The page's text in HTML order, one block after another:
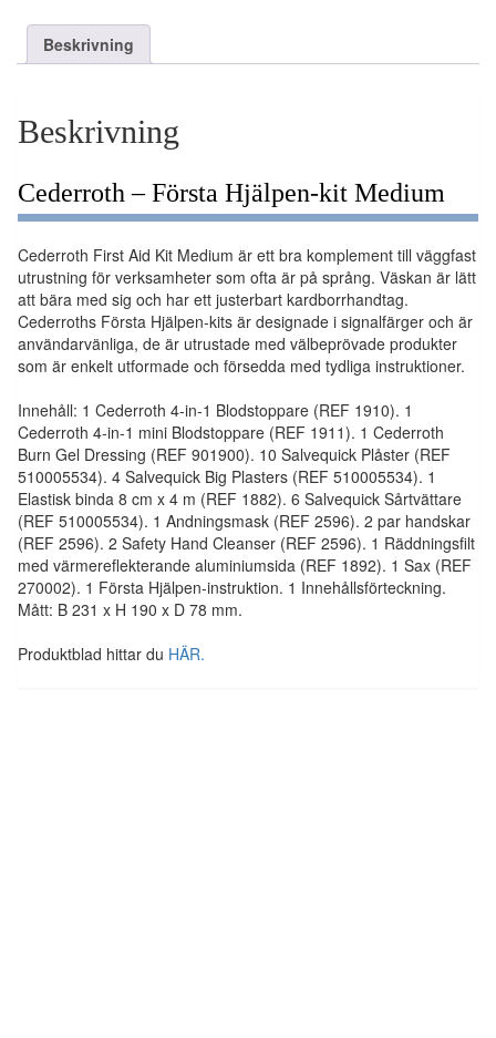
Beskrivning
Beskrivning
Cederroth – Första Hjälpen-kit Medium
Cederroth First Aid Kit Medium är ett bra komplement till väggfast
utrustning för verksamheter som ofta är på språng. Väskan är lätt
att bära med sig och har ett justerbart kardborrhandtag.
Cederroths Första Hjälpen-kits är designade i signalfärger och är
användarvänliga, de är utrustade med välbeprövade produkter
som är enkelt utformade och försedda med tydliga instruktioner.
Innehåll: 1 Cederroth 4-in-1 Blodstoppare (REF 1910). 1
Cederroth 4-in-1 mini Blodstoppare (REF 1911). 1 Cederroth
Burn Gel Dressing (REF 901900). 10 Salvequick Plåster (REF
510005534). 4 Salvequick Big Plasters (REF 510005534). 1
Elastisk binda 8 cm x 4 m (REF 1882). 6 Salvequick Sårtvättare
(REF 510005534). 1 Andningsmask (REF 2596). 2 par handskar
(REF 2596). 2 Safety Hand Cleanser (REF 2596). 1 Räddningsfilt
med värmereflekterande aluminiumsida (REF 1892). 1 Sax (REF
270002). 1 Första Hjälpen-instruktion. 1 Innehållsförteckning.
Mått: B 231 x H 190 x D 78 mm.
Produktblad hittar du HÄR.